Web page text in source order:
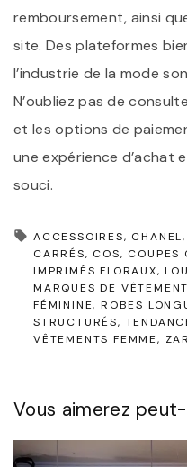
remboursement, ainsi
site. Des plateformes
l’industrie de la mode
N’oubliez pas de
et les options de
une expérience d’achat
souci.
ACCESSOIRES CHANEL
CARRÉS
COS COUPES
IMPRIMÉS FLORAUX
MARQUES DE
FÉMININE ROBES
STRUCTURÉS
VÊTEMENTS FEMME
Vous aimerez